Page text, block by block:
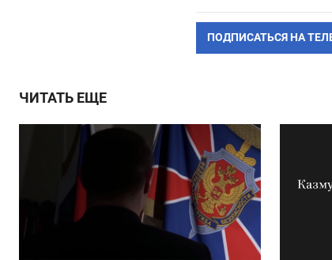
ПОДПИСАТЬСЯ НА
ЧИТАТЬ ЕЩЕ